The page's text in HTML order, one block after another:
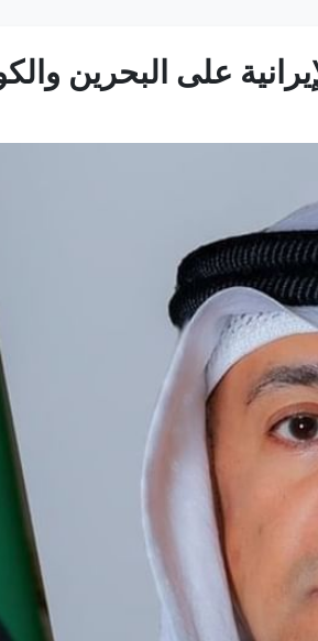
على البحرين